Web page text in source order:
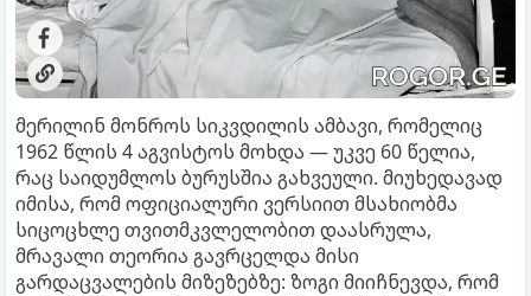
მერილინ მონროს სიკვდილის ამბავი, რომელიც
1962 წლის 4 აგვისტოს მოხდა — უკვე 60 წელია,
რაც საიდუმლოს ბურუსშია გახვეული. მიუხედავად
იმისა, რომ ოფიციალური ვერსიით მსახიობმა
სიცოცხლე თვითმკვლელობით დაასრულა,
მრავალი თეორია გავრცელდა მისი
გარდაცვალების მიზეზებზე: ზოგი მიიჩნევდა, რომ